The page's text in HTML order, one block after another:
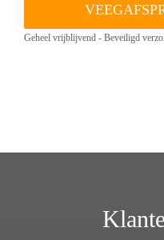
Geheel vrijblijvend - Beveiligd